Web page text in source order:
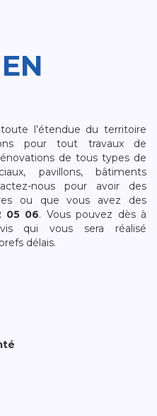
l’étendue du territoire
pour tout travaux de
de tous types de
pavillons, bâtiments
nous pour avoir des
ou que vous avez des
05 06. Vous pouvez dès à
qui vous sera réalisé
délais.